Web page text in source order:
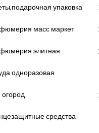
упаковка
масс маркет
элитная
одноразовая
средства